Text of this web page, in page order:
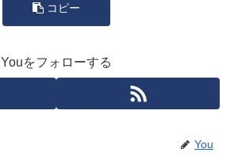
コピー
Youをフォローする
You